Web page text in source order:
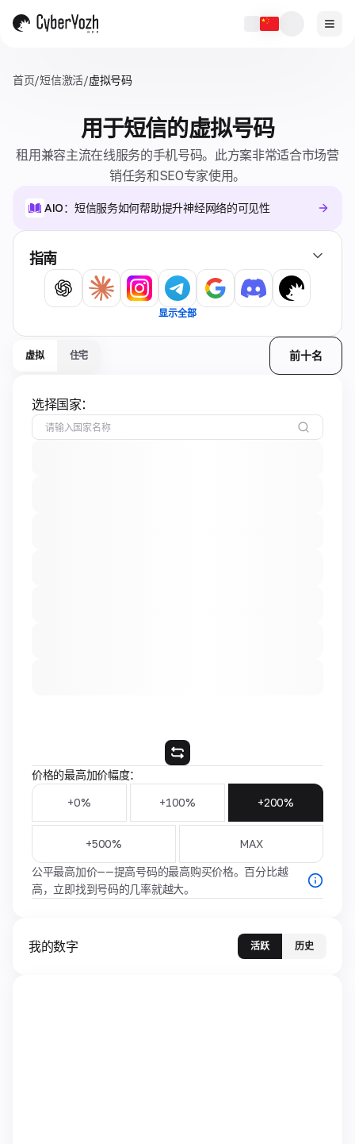
首页/短信激活/虚拟号码
用于短信的虚拟号码
租用兼容主流在线服务的手机号码。此方案非常适合市场营
销任务和SEO专家使用。
AIO：短信服务如何帮助提升神经网络的可见性
指南
显示全部
虚拟 住宅 前十名
选择国家：
价格的最高加价幅度：
+0% +100% +200%
+500% MAX
公平最高加价——提高号码的最高购买价格。百分比越
高，立即找到号码的几率就越大。
我的数字 活跃 历史